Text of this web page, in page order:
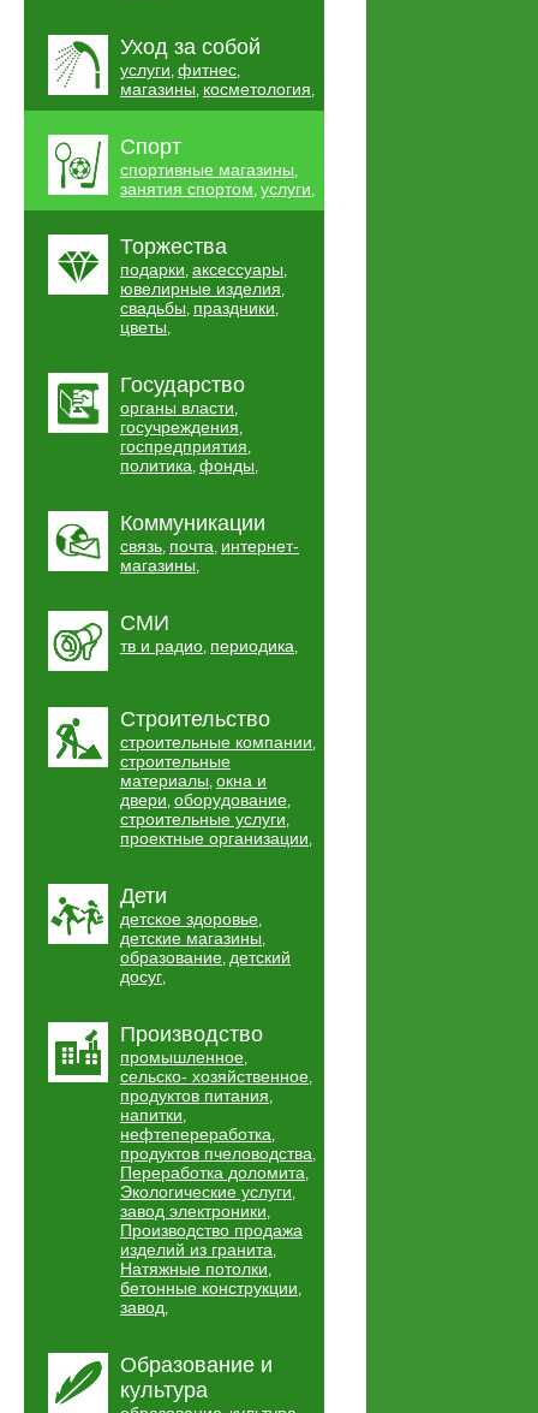
Уход за собой
услуги, фитнес,
магазины, косметология,
Спорт
спортивные магазины,
занятия спортом, услуги,
Торжества
подарки, аксессуары,
ювелирные изделия,
свадьбы, праздники,
цветы,
Государство
органы власти,
госучреждения,
госпредприятия,
политика, фонды,
Коммуникации
связь, почта, интернет-
магазины,
СМИ
тв и радио, периодика,
Строительство
строительные компании,
строительные
материалы, окна и
двери, оборудование,
строительные услуги,
проектные организации,
Дети
детское здоровье,
детские магазины,
образование, детский
досуг,
Производство
промышленное,
сельско- хозяйственное,
продуктов питания,
напитки,
нефтепереработка,
продуктов пчеловодства,
Переработка доломита,
Экологические услуги,
завод электроники,
Производство продажа
изделий из гранита,
Натяжные потолки,
бетонные конструкции,
завод,
Образование и
культура